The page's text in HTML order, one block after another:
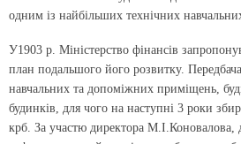
одним із найбільших технічних
У1903 р. Міністерство фінансів
план подальшого його розвитку.
навчальних та допоміжних приміщень,
будинків, для чого на наступні 3 роки
крб. За участю директора М.І.Коновалова,